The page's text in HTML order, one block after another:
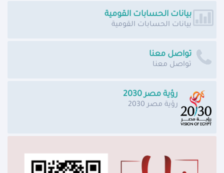
بيانات الحسابات القومية
بيانات الحسابات القومية
تواصل معنا
تواصل معنا
رؤية مصر 2030
رؤية مصر 2030